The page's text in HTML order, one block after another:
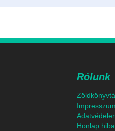
Rólunk
Impresszum
Honlap